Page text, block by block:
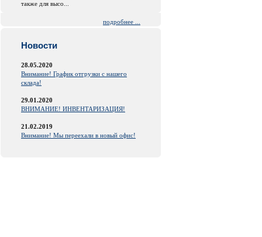
также для высо...
подробнее ...
Новости
28.05.2020
Внимание! График отгрузки с нашего
склада!
29.01.2020
ВНИМАНИЕ! ИНВЕНТАРИЗАЦИЯ!
21.02.2019
Внимание! Мы переехали в новый офис!